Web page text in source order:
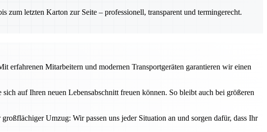
zum letzten Karton zur Seite – professionell, transparent und termingerecht.
erfahrenen Mitarbeitern und modernen Transportgeräten garantieren wir einen
auf Ihren neuen Lebensabschnitt freuen können. So bleibt auch bei größeren
Umzug: Wir passen uns jeder Situation an und sorgen dafür, dass Ihr